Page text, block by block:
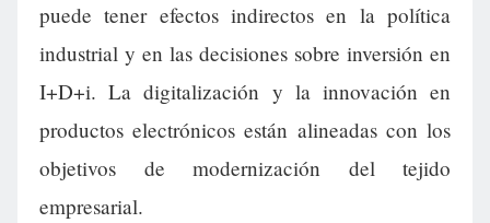
puede tener efectos indirectos en la política
industrial y en las decisiones sobre inversión en
I+D+i. La digitalización y la innovación en
productos electrónicos están alineadas con los
objetivos de modernización del tejido
empresarial.